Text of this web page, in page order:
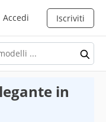
Accedi Iscriviti
in